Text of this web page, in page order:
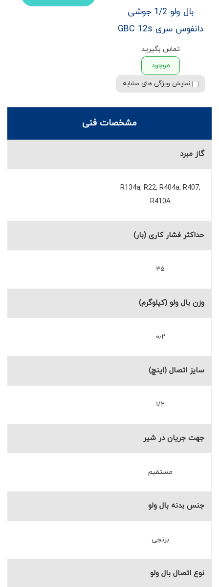
بال ولو 1/2 جوشی
دانفوس سری GBC 12s
تماس بگیرید
موجود
نمایش ویژگی های مشابه
مشخصات فنی
گاز مبرد
R134a, R22, R404a, R407,
R410A
حداکثر فشار کاری (بار)
۴۵
وزن بال ولو (کیلوگرم)
۰٫۲
سایز اتصال (اینچ)
۱/۲
جهت جریان در شیر
مستقیم
جنس بدنه بال ولو
برنجی
نوع اتصال بال ولو